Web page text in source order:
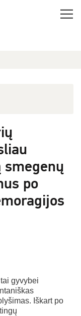
smegenų
po
gyvybei
Iškart po